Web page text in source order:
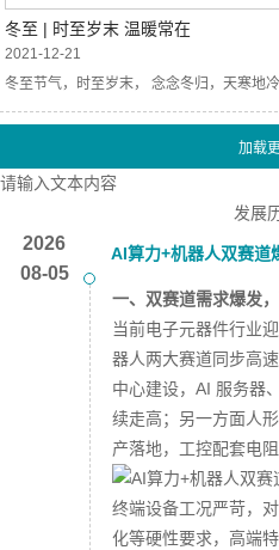
冬至 | 时至岁末 温暖常在
2021-12-21
冬至节气，时至岁末， 念念冬归，天寒地
请输入文本内容
发展
2026
08-05
AI算力+机器人双赛道
一、双赛道需求爆发
当前电子元器件行业
器人两大赛道同步高
中心建设，AI 服务器
续走高；另一方面人
产落地，工控配套电
终端设备工况严苛，
化等硬性要求，高端